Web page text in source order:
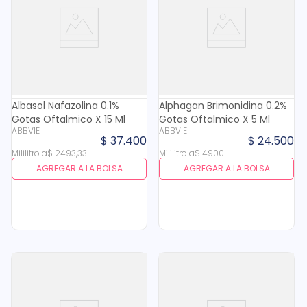
Albasol Nafazolina 0.1%
Gotas Oftalmico X 15 Ml
ABBVIE
$ 37.400
Mililitro a$ 2493,33
AGREGAR A LA BOLSA
Alphagan Brimonidina 0.2%
Gotas Oftalmico X 5 Ml
ABBVIE
$ 24.500
Mililitro a$ 4900
AGREGAR A LA BOLSA